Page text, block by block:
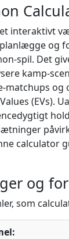
interaktivt
og
spil. Det
kamp-
matchups og
(EVs).
calculator
og
som